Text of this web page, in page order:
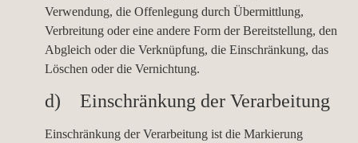
Verwendung, die Offenlegung durch Übermittlung,
Verbreitung oder eine andere Form der Bereitstellung, den
Abgleich oder die Verknüpfung, die Einschränkung, das
Löschen oder die Vernichtung.
d) Einschränkung der Verarbeitung
Einschränkung der Verarbeitung ist die Markierung